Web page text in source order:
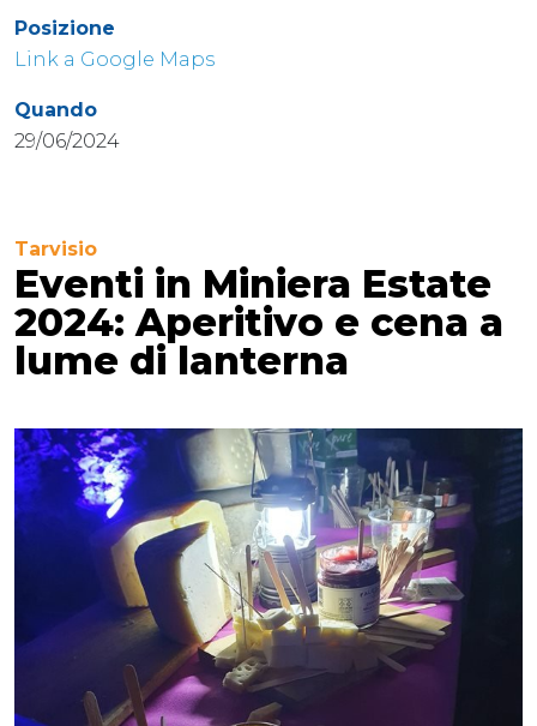
Posizione
Link a Google Maps
Quando
29/06/2024
Tarvisio
Eventi in Miniera Estate
2024: Aperitivo e cena a
lume di lanterna